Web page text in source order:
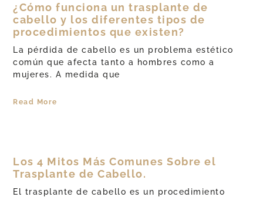
¿Cómo funciona un trasplante de
cabello y los diferentes tipos de
procedimientos que existen?
La pérdida de cabello es un problema estético
común que afecta tanto a hombres como a
mujeres. A medida que
Read More
Los 4 Mitos Más Comunes Sobre el
Trasplante de Cabello.
El trasplante de cabello es un procedimiento